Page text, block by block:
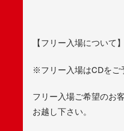
【フリー入場について】
※フリー入場はCDをご
フリー入場ご希望のお
お越し下さい。